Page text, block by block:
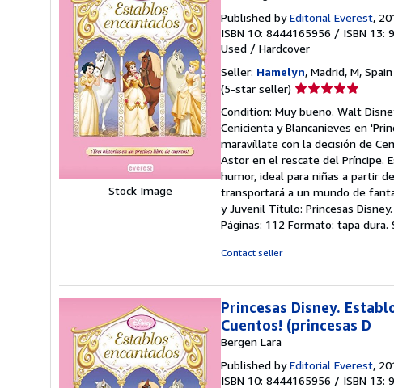
Stock Image
Published byEditorial Everest,
ISBN 10: 8444165956 / ISBN 13:
Used / Hardcover
Seller: Hamelyn, Madrid, M, Spain
(5-star seller) Seller
5
out
of
5
stars
Condition: Muy bueno. Walt
Cenicienta y Blancanieves en
maravíllate con la decisión de
Astor en el rescate del Príncipe.
humor, ideal para niñas a partir
transportará a un mundo de
y Juvenil Título: Princesas
Páginas: 112 Formato: tapa dura.
Contact seller
Princesas Disney.
Cuentos! (princesas D
Bergen Lara
Published byEditorial Everest,
ISBN 10: 8444165956 / ISBN 13: